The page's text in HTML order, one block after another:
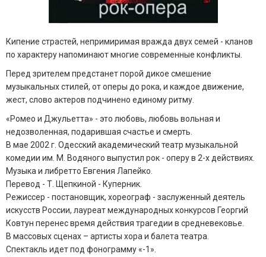
Кипение страстей, непримиримая вражда двух семей - кланов
по характеру напоминают многие современные конфликты.
Перед зрителем предстанет порой дикое смешение
музыкальных стилей, от оперы до рока, и каждое движение,
жест, слово актеров подчинено единому ритму.
«Ромео и Джульетта» - это любовь, любовь вольная и
недозволенная, подарившая счастье и смерть.
В мае 2002 г. Одесский академический театр музыкальной
комедии им. М. Водяного выпустил рок - оперу в 2-х действиях.
Музыка и либретто Евгения Лапейко.
Перевод - Т. Щепкиной - Куперник.
Режиссер - постановщик, хореограф - заслуженный деятель
искусств России, лауреат международных конкурсов Георгий
Ковтун перенес время действия трагедии в средневековье.
В массовых сценах – артисты хора и балета театра.
Спектакль идет под фонограмму «-1».